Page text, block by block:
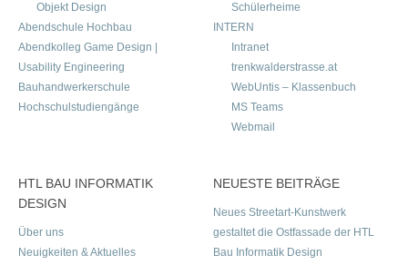
Objekt Design
Abendschule Hochbau
Abendkolleg Game Design |
Usability Engineering
Bauhandwerkerschule
Hochschulstudiengänge
Schülerheime
INTERN
Intranet
trenkwalderstrasse.at
WebUntis – Klassenbuch
MS Teams
Webmail
HTL BAU INFORMATIK
DESIGN
Über uns
Neuigkeiten & Aktuelles
NEUESTE BEITRÄGE
Neues Streetart-Kunstwerk
gestaltet die Ostfassade der HTL
Bau Informatik Design